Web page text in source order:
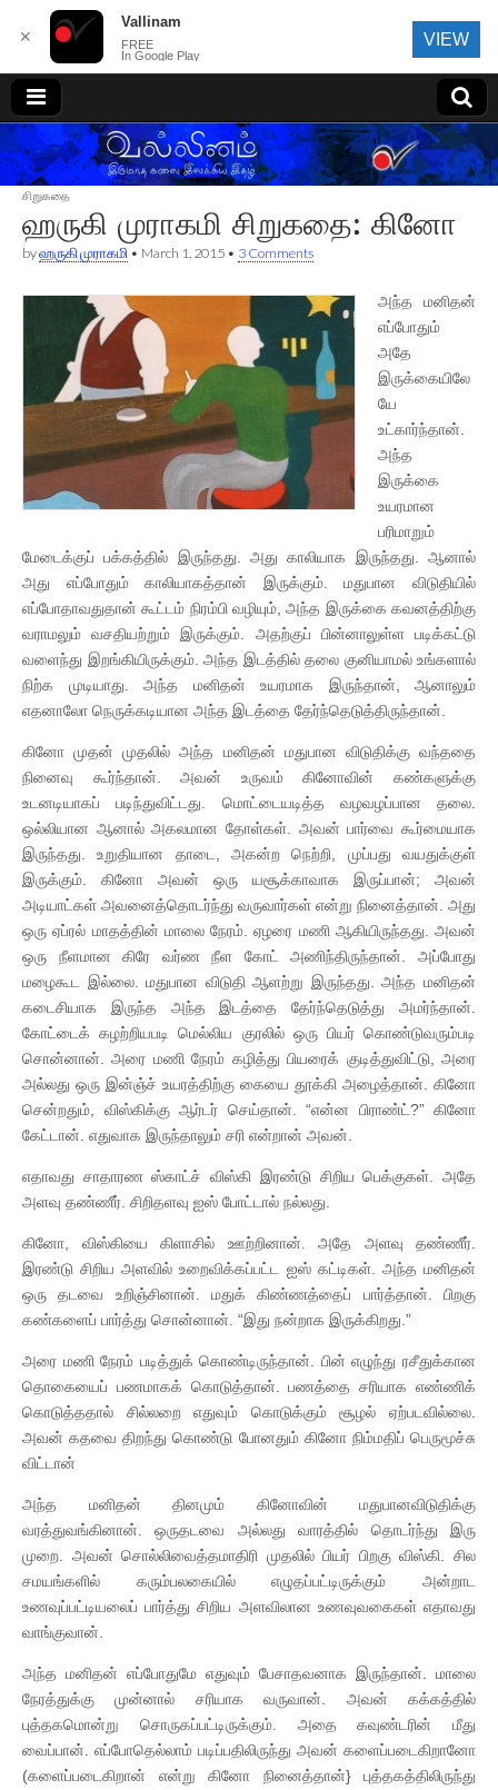
வல்லினம்
சிறுகதை
ஹருகி முராகமி சிறுகதை: கினோ
byஹருகி முராகமி • March 1, 2015 • 3 Comments
அந்த மனிதன்
எப்போதும்
அதே
இருக்கையிலே
யே
உட்கார்ந்தான்.
அந்த
இருக்கை
உயரமான
பரிமாறும்
மேடைக்குப் பக்கத்தில் இருந்தது. அது காலியாக இருந்தது. ஆனால்
அது எப்போதும் காலியாகத்தான் இருக்கும். மதுபான விடுதியில்
எப்போதாவதுதான் கூட்டம் நிரம்பி வழியும், அந்த இருக்கை கவனத்திற்கு
வராமலும் வசதியற்றும் இருக்கும். அதற்குப் பின்னாலுள்ள படிக்கட்டு
வளைந்து இறங்கியிருக்கும். அந்த இடத்தில் தலை குனியாமல் உங்களால்
நிற்க முடியாது. அந்த மனிதன் உயரமாக இருந்தான், ஆனாலும்
எதனாலோ நெருக்கடியான அந்த இடத்தை தேர்ந்தெடுத்திருந்தான்.
கினோ முதன் முதலில் அந்த மனிதன் மதுபான விடுதிக்கு வந்ததை
நினைவு கூர்ந்தான். அவன் உருவம் கினோவின் கண்களுக்கு
உடனடியாகப் படிந்துவிட்டது. மொட்டையடித்த வழவழப்பான தலை.
ஒல்லியான ஆனால் அகலமான தோள்கள். அவன் பார்வை கூர்மையாக
இருந்தது. உறுதியான தாடை, அகன்ற நெற்றி, முப்பது வயதுக்குள்
இருக்கும். கினோ அவன் ஒரு யசூக்காவாக இருப்பான்; அவன்
அடியாட்கள் அவனைத்தொடர்ந்து வருவார்கள் என்று நினைத்தான். அது
ஒரு ஏப்ரல் மாதத்தின் மாலை நேரம். ஏழரை மணி ஆகியிருந்தது. அவன்
ஒரு நீளமான கிரே வர்ண நீள கோட் அணிந்திருந்தான். அப்போது
மழைகூட இல்லை. மதுபான விடுதி ஆளற்று இருந்தது. அந்த மனிதன்
கடைசியாக இருந்த அந்த இடத்தை தேர்ந்தெடுத்து அமர்ந்தான்.
கோட்டைக் கழற்றியபடி மெல்லிய குரலில் ஒரு பியர் கொண்டுவரும்படி
சொன்னான். அரை மணி நேரம் கழித்து பியரைக் குடித்துவிட்டு, அரை
அல்லது ஒரு இன்ஞ்ச் உயரத்திற்கு கையை தூக்கி அழைத்தான். கினோ
சென்றதும், விஸ்கிக்கு ஆர்டர் செய்தான். “என்ன பிராண்ட்?” கினோ
கேட்டான். எதுவாக இருந்தாலும் சரி என்றான் அவன்.
எதாவது சாதாரண ஸ்காட்ச் விஸ்கி இரண்டு சிறிய பெக்குகள். அதே
அளவு தண்ணீர். சிறிதளவு ஐஸ் போட்டால் நல்லது.
கினோ, விஸ்கியை கிளாசில் ஊற்றினான். அதே அளவு தண்ணீர்.
இரண்டு சிறிய அளவில் உறைவிக்கப்பட்ட ஐஸ் கட்டிகள். அந்த மனிதன்
ஒரு தடவை உறிஞ்சினான். மதுக் கிண்ணத்தைப் பார்த்தான். பிறகு
கண்களைப் பார்த்து சொன்னான். “இது நன்றாக இருக்கிறது.”
அரை மணி நேரம் படித்துக் கொண்டிருந்தான். பின் எழுந்து ரசீதுக்கான
தொகையைப் பணமாகக் கொடுத்தான். பணத்தை சரியாக எண்ணிக்
கொடுத்ததால் சில்லறை எதுவும் கொடுக்கும் சூழல் ஏற்படவில்லை.
அவன் கதவை திறந்து கொண்டு போனதும் கினோ நிம்மதிப் பெருமூச்சு
விட்டான்
அந்த மனிதன் தினமும் கினோவின் மதுபானவிடுதிக்கு
வரத்துவங்கினான். ஒருதடவை அல்லது வாரத்தில் தொடர்ந்து இரு
முறை. அவன் சொல்லிவைத்தமாதிரி முதலில் பியர் பிறகு விஸ்கி. சில
சமயங்களில் கரும்பலகையில் எழுதப்பட்டிருக்கும் அன்றாட
உணவுப்பட்டியலைப் பார்த்து சிறிய அளவிலான உணவுவகைகள் எதாவது
வாங்குவான்.
அந்த மனிதன் எப்போதுமே எதுவும் பேசாதவனாக இருந்தான். மாலை
நேரத்துக்கு முன்னால் சரியாக வருவான். அவன் கக்கத்தில்
புத்தகமொன்று சொருகப்பட்டிருக்கும். அதை கவுண்டரின் மீது
வைப்பான். எப்போதெல்லாம் படிப்பதிலிருந்து அவன் களைப்படைகிறானோ
(களைப்படைகிறான் என்று கினோ நினைத்தான்} புத்தகத்திலிருந்து
✕
Vallinam
FREE
In Google Play
VIEW